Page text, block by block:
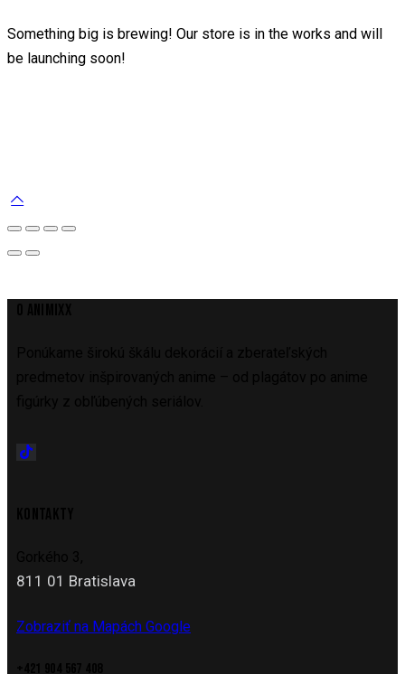
Something big is brewing! Our store is in the works and will
be launching soon!
811 01 Bratislava
Zobraziť na Mapách Google